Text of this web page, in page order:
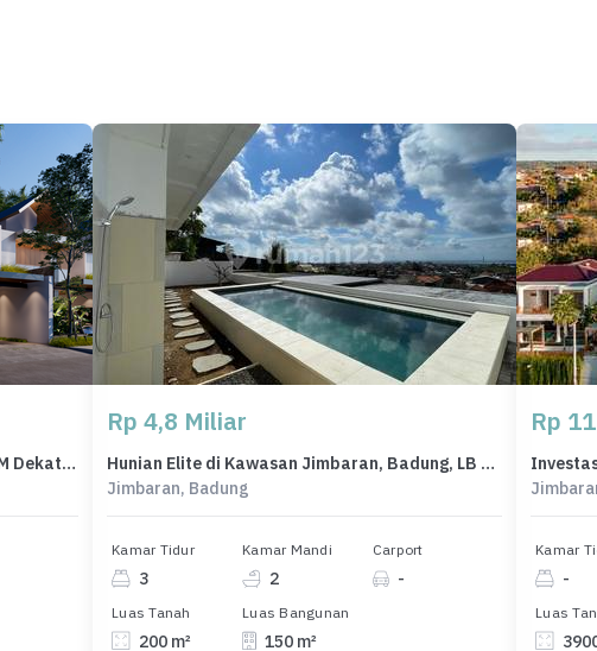
Dijual Villa Mewah Fasilitas Lengkap SHM Dekat Pantai Sanur Bali
Rp 4,8 Miliar
Hunian Elite di Kawasan Jimbaran, Badung, LB 150m², Harga 4,8 Miliar
Jimbaran, Badung
Kamar Tidur
3
Kamar Mandi
2
Carport
-
Luas Tanah
200 m²
Luas Bangunan
150 m²
Rp
Kamar
-
Luas